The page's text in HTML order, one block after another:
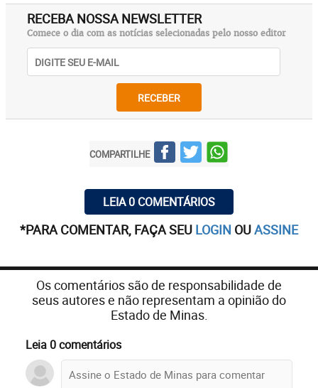
RECEBA NOSSA NEWSLETTER
Comece o dia com as notícias selecionadas pelo nosso editor
RECEBER
COMPARTILHE
LEIA 0 COMENTÁRIOS
*PARA COMENTAR, FAÇA SEU LOGIN OUASSINE
Os comentários são de responsabilidade de
seus autores e não representam a opinião do
Estado de Minas.
Leia 0 comentários